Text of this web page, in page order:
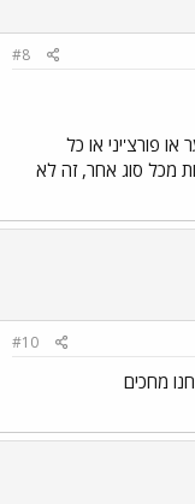
#8
פורצ'יני או כל
מכל סוג אחר, זה לא
#10